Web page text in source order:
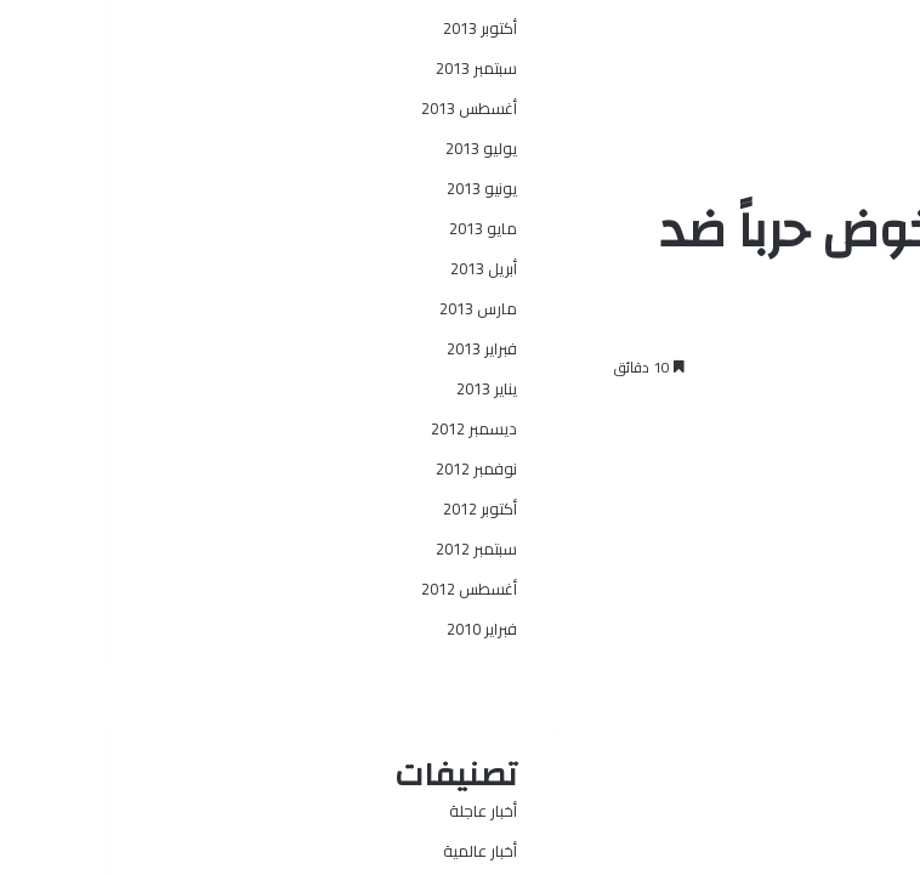
حرباً ضد
أكتوبر 2013
سبتمبر 2013
أغسطس 2013
يوليو 2013
يونيو 2013
مايو 2013
أبريل 2013
مارس 2013
فبراير 2013
يناير 2013
ديسمبر 2012
نوفمبر 2012
أكتوبر 2012
سبتمبر 2012
أغسطس 2012
فبراير 2010
تصنيفات
أخبار عاجلة
أخبار عالمية